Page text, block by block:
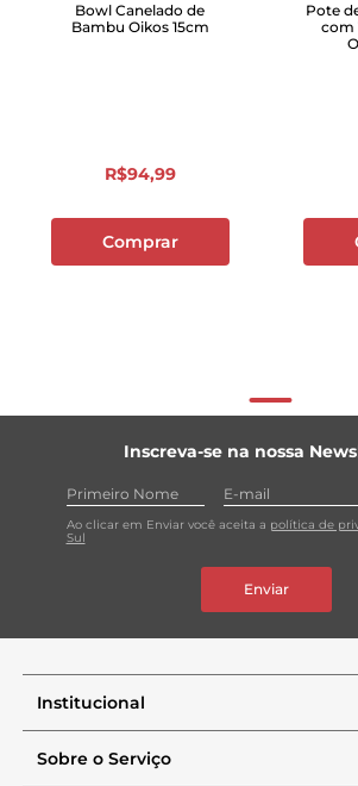
Bowl Canelado de
Bambu Oikos 15cm
R$94,99
Comprar
Pote
com
Inscreva-se na nossa
Ao clicar em Enviar você aceita a política de
Sul
Enviar
Institucional
Sobre o Serviço